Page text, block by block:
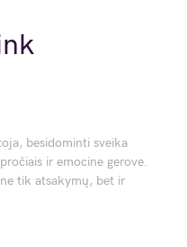
besidominti sveika
ir emocine gerove.
tik atsakymų, bet ir